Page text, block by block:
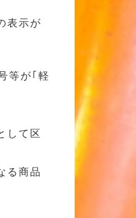
表示が
等が｢軽
して区
る商品